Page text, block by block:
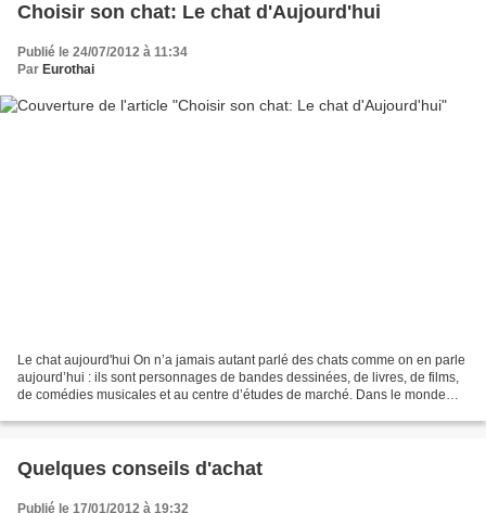
Choisir son chat: Le chat d'Aujourd'hui
Publié le 24/07/2012 à 11:34
Par Eurothai
Le chat aujourd'hui On n’a jamais autant parlé des chats comme on en parle
aujourd’hui : ils sont personnages de bandes dessinées, de livres, de films,
de comédies musicales et au centre d’études de marché. Dans le monde
Quelques conseils d'achat
Publié le 17/01/2012 à 19:32